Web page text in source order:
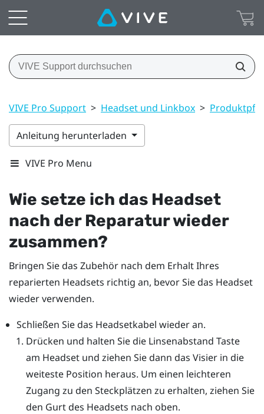
VIVE Pro Support > Headset und Linkbox >
Anleitung herunterladen
VIVE Pro Menu
Wie setze ich das Headset
nach der Reparatur wieder
zusammen?
Bringen Sie das Zubehör nach dem Erhalt Ihres
reparierten Headsets richtig an, bevor Sie das Headset
wieder verwenden.
Schließen Sie das Headsetkabel wieder an.
Drücken und halten Sie die Linsenabstand Taste
am Headset und ziehen Sie dann das Visier in die
weiteste Position heraus. Um einen leichteren
Zugang zu den Steckplätzen zu erhalten, ziehen Sie
den Gurt des Headsets nach oben.